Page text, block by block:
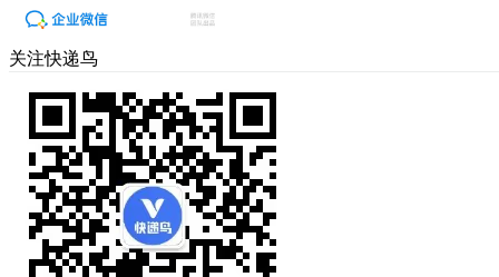
关注快递鸟